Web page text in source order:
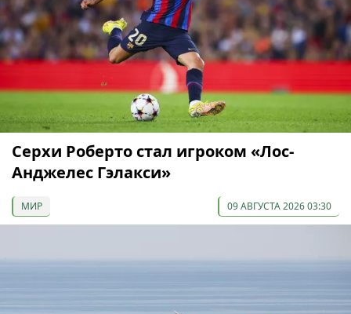
Серхи Роберто стал игроком «Лос-
Анджелес Гэлакси»
МИР 09 АВГУСТА 2026 03:30